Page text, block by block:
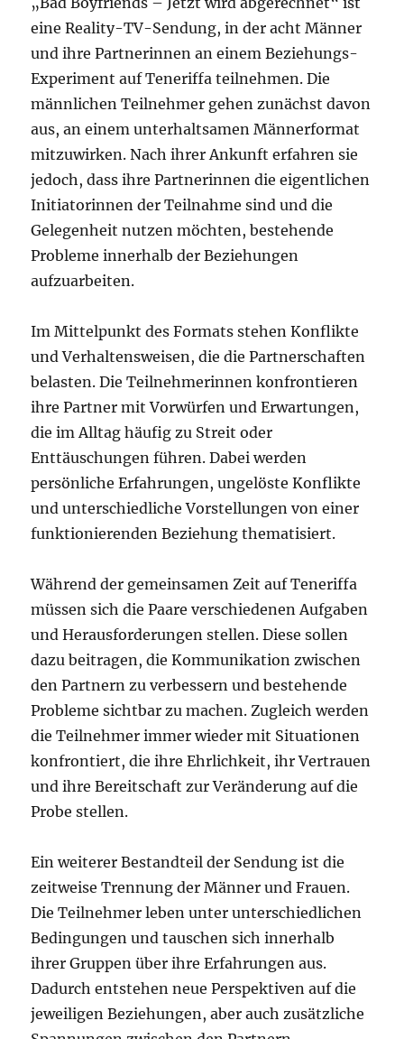
eine Reality-TV-Sendung, in der acht Männer
und ihre Partnerinnen an einem Beziehungs-
Experiment auf Teneriffa teilnehmen. Die
männlichen Teilnehmer gehen zunächst davon
aus, an einem unterhaltsamen Männerformat
mitzuwirken. Nach ihrer Ankunft erfahren sie
jedoch, dass ihre Partnerinnen die eigentlichen
Initiatorinnen der Teilnahme sind und die
Gelegenheit nutzen möchten, bestehende
Probleme innerhalb der Beziehungen
aufzuarbeiten.
Im Mittelpunkt des Formats stehen Konflikte
und Verhaltensweisen, die die Partnerschaften
belasten. Die Teilnehmerinnen konfrontieren
ihre Partner mit Vorwürfen und Erwartungen,
die im Alltag häufig zu Streit oder
Enttäuschungen führen. Dabei werden
persönliche Erfahrungen, ungelöste Konflikte
und unterschiedliche Vorstellungen von einer
funktionierenden Beziehung thematisiert.
Während der gemeinsamen Zeit auf Teneriffa
müssen sich die Paare verschiedenen Aufgaben
und Herausforderungen stellen. Diese sollen
dazu beitragen, die Kommunikation zwischen
den Partnern zu verbessern und bestehende
Probleme sichtbar zu machen. Zugleich werden
die Teilnehmer immer wieder mit Situationen
konfrontiert, die ihre Ehrlichkeit, ihr Vertrauen
und ihre Bereitschaft zur Veränderung auf die
Probe stellen.
Ein weiterer Bestandteil der Sendung ist die
zeitweise Trennung der Männer und Frauen.
Die Teilnehmer leben unter unterschiedlichen
Bedingungen und tauschen sich innerhalb
ihrer Gruppen über ihre Erfahrungen aus.
Dadurch entstehen neue Perspektiven auf die
jeweiligen Beziehungen, aber auch zusätzliche